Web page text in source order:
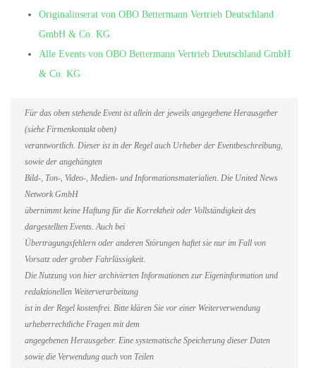
Originalinserat von OBO Bettermann Vertrieb Deutschland
GmbH & Co. KG
Alle Events von OBO Bettermann Vertrieb Deutschland GmbH
& Co. KG
Für das oben stehende Event ist allein der jeweils angegebene Herausgeber
(siehe Firmenkontakt oben)
verantwortlich. Dieser ist in der Regel auch Urheber der Eventbeschreibung,
sowie der angehängten
Bild-, Ton-, Video-, Medien- und Informationsmaterialien. Die United News
Network GmbH
übernimmt keine Haftung für die Korrektheit oder Vollständigkeit des
dargestellten Events. Auch bei
Übertragungsfehlern oder anderen Störungen haftet sie nur im Fall von
Vorsatz oder grober Fahrlässigkeit.
Die Nutzung von hier archivierten Informationen zur Eigeninformation und
redaktionellen Weiterverarbeitung
ist in der Regel kostenfrei. Bitte klären Sie vor einer Weiterverwendung
urheberrechtliche Fragen mit dem
angegebenen Herausgeber. Eine systematische Speicherung dieser Daten
sowie die Verwendung auch von Teilen